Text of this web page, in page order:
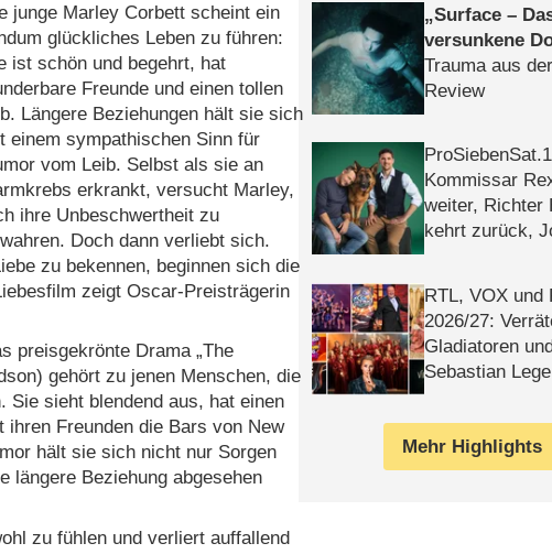
junge Marley Corbett scheint ein
glückliches Leben zu führen:
ist schön und begehrt, hat
Freunde und einen tollen
Längere Beziehungen hält sie sich
einem sympathischen Sinn für
vom Leib. Selbst als sie an
erkrankt, versucht Marley,
ihre Unbeschwertheit zu
Doch dann verliebt sich.
zu bekennen, beginnen sich die
zeigt Oscar-Preisträgerin
preisgekrönte Drama „The
gehört zu jenen Menschen, die
Sie sieht blendend aus, hat einen
Freunden die Bars von New
hält sie sich nicht nur Sorgen
längere Beziehung abgesehen
zu fühlen und verliert auffallend
Surface –
versunkene
Trauma aus
Review
Kommissar
weiter, Richter
kehrt zurück,
RTL, VOX und
2026/​27:
Gladiatoren
Sebastian Lege
Mehr Highlights